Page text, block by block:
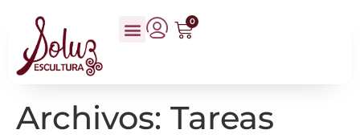
0
Archivos: Tareas